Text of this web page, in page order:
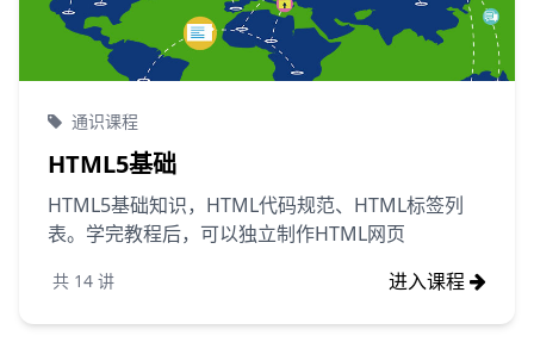
通识课程
HTML5基础
HTML5基础知识，HTML代码规范、HTML标签列
表。学完教程后，可以独立制作HTML网页
共 14 讲 进入课程